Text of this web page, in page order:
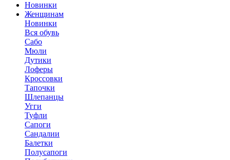
Новинки
Женщинам
Новинки
Вся обувь
Сабо
Мюли
Дутики
Лоферы
Кроссовки
Тапочки
Шлепанцы
Угги
Туфли
Сапоги
Сандалии
Балетки
Полусапоги